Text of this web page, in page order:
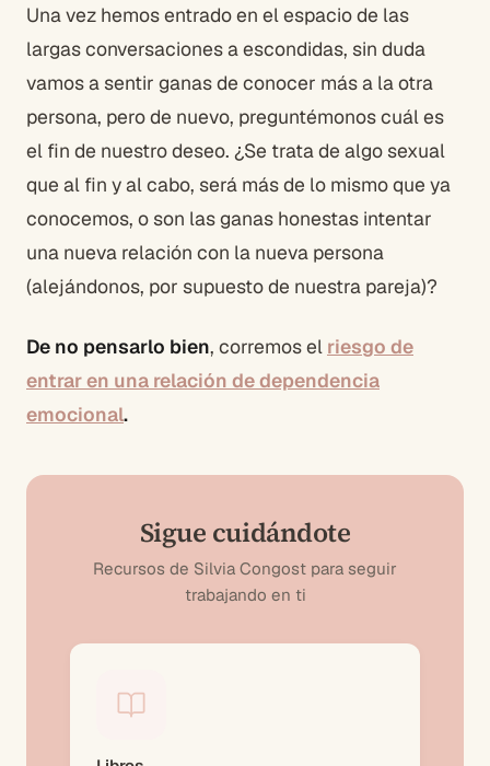
Una vez hemos entrado en el espacio de las
largas conversaciones a escondidas, sin duda
vamos a sentir ganas de conocer más a la otra
persona, pero de nuevo, preguntémonos cuál es
el fin de nuestro deseo. ¿Se trata de algo sexual
que al fin y al cabo, será más de lo mismo que ya
conocemos, o son las ganas honestas intentar
una nueva relación con la nueva persona
(alejándonos, por supuesto de nuestra pareja)?
De no pensarlo bien, corremos el riesgo de
entrar en una relación de dependencia
emocional.
Sigue cuidándote
Recursos de Silvia Congost para seguir
trabajando en ti